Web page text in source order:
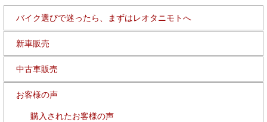
バイク選びで迷ったら、まずはレオタニモトへ
新車販売
中古車販売
お客様の声
購入されたお客様の声